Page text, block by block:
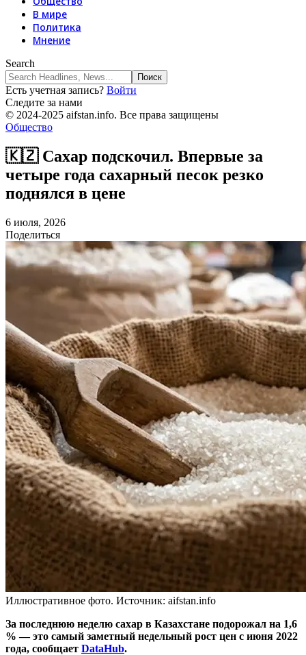
В мире
Политика
Мнение
Search
Есть учетная запись? Войти
Следите за нами
© 2024-2025 aifstan.info. Все права защищены
Общество
🇰🇿 Сахар подскочил. Впервые за
четыре года сахарный песок резко
поднялся в цене
6 июля, 2026
Поделиться
Иллюстративное фото. Источник: aifstan.info
За последнюю неделю сахар в Казахстане подорожал на 1,6
% — это самый заметный недельный рост цен с июня 2022
года, сообщает DataHub.